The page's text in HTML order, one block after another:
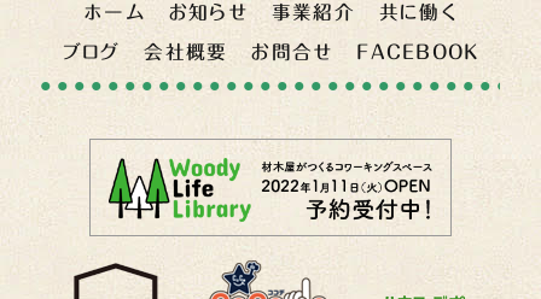
ホーム お知らせ 事業紹介 共に働く
ブログ 会社概要 お問合せ FACEBOOK